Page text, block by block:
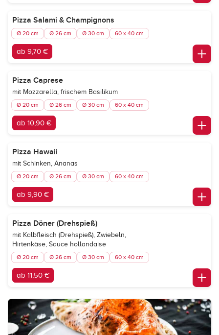
Pizza Salami & Champignons
Ø 20 cm Ø 26 cm Ø 30 cm 60 x 40 cm
ab 9,70 €
Pizza Caprese
mit Mozzarella, frischem Basilikum
Ø 20 cm Ø 26 cm Ø 30 cm 60 x 40 cm
ab 10,90 €
Pizza Hawaii
mit Schinken, Ananas
Ø 20 cm Ø 26 cm Ø 30 cm 60 x 40 cm
ab 9,90 €
Pizza Döner (Drehspieß)
mit Kalbfleisch (Drehspieß), Zwiebeln,
Hirtenkäse, Sauce hollandaise
Ø 20 cm Ø 26 cm Ø 30 cm 60 x 40 cm
ab 11,50 €